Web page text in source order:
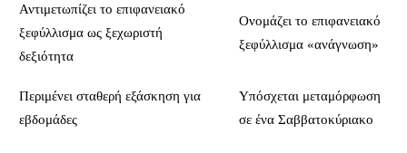
Αντιμετωπίζει το επιφανειακό
ξεφύλλισμα ως ξεχωριστή
δεξιότητα
Ονομάζει το επιφανειακό
ξεφύλλισμα «ανάγνωση»
Περιμένει σταθερή εξάσκηση για
εβδομάδες
Υπόσχεται μεταμόρφωση
σε ένα Σαββατοκύριακο